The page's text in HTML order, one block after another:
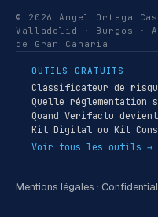
© 2026 Ángel Ortega
Valladolid · Burgos ·
de Gran Canaria
OUTILS GRATUITS
Classificateur de
Quelle réglementation
Quand Verifactu
Kit Digital ou Kit
Voir tous les outils →
Mentions légales ·